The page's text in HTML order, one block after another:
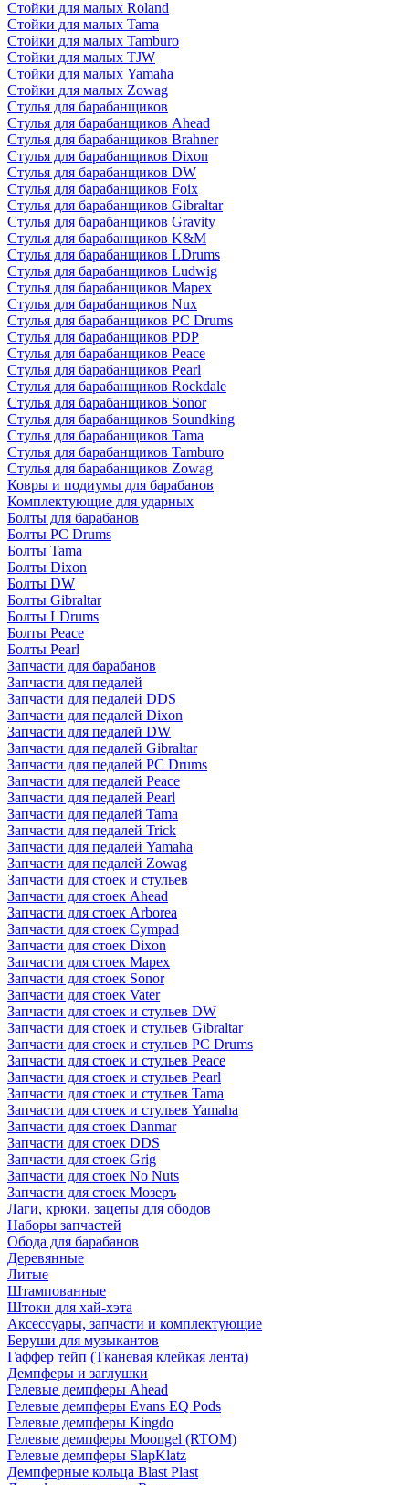
Стойки для малых Roland
Стойки для малых Tama
Стойки для малых Tamburo
Стойки для малых TJW
Стойки для малых Yamaha
Стойки для малых Zowag
Стулья для барабанщиков
Стулья для барабанщиков Ahead
Стулья для барабанщиков Brahner
Стулья для барабанщиков Dixon
Стулья для барабанщиков DW
Стулья для барабанщиков Foix
Стулья для барабанщиков Gibraltar
Стулья для барабанщиков Gravity
Стулья для барабанщиков K&M
Стулья для барабанщиков LDrums
Стулья для барабанщиков Ludwig
Стулья для барабанщиков Mapex
Стулья для барабанщиков Nux
Стулья для барабанщиков PC Drums
Стулья для барабанщиков PDP
Стулья для барабанщиков Peace
Стулья для барабанщиков Pearl
Стулья для барабанщиков Rockdale
Стулья для барабанщиков Sonor
Стулья для барабанщиков Soundking
Стулья для барабанщиков Tama
Стулья для барабанщиков Tamburo
Стулья для барабанщиков Zowag
Ковры и подиумы для барабанов
Комплектующие для ударных
Болты для барабанов
Болты PC Drums
Болты Tama
Болты Dixon
Болты DW
Болты Gibraltar
Болты LDrums
Болты Peace
Болты Pearl
Запчасти для барабанов
Запчасти для педалей
Запчасти для педалей DDS
Запчасти для педалей Dixon
Запчасти для педалей DW
Запчасти для педалей Gibraltar
Запчасти для педалей PC Drums
Запчасти для педалей Peace
Запчасти для педалей Pearl
Запчасти для педалей Tama
Запчасти для педалей Trick
Запчасти для педалей Yamaha
Запчасти для педалей Zowag
Запчасти для стоек и стульев
Запчасти для стоек Ahead
Запчасти для стоек Arborea
Запчасти для стоек Cympad
Запчасти для стоек Dixon
Запчасти для стоек Mapex
Запчасти для стоек Sonor
Запчасти для стоек Vater
Запчасти для стоек и стульев DW
Запчасти для стоек и стульев Gibraltar
Запчасти для стоек и стульев PC Drums
Запчасти для стоек и стульев Peace
Запчасти для стоек и стульев Pearl
Запчасти для стоек и стульев Tama
Запчасти для стоек и стульев Yamaha
Запчасти для стоек Danmar
Запчасти для стоек DDS
Запчасти для стоек Grig
Запчасти для стоек No Nuts
Запчасти для стоек Мозеръ
Лаги, крюки, зацепы для ободов
Наборы запчастей
Обода для барабанов
Деревянные
Литые
Штампованные
Штоки для хай-хэта
Аксессуары, запчасти и комплектующие
Беруши для музыкантов
Гаффер тейп (Тканевая клейкая лента)
Демпферы и заглушки
Гелевые демпферы Ahead
Гелевые демпферы Evans EQ Pods
Гелевые демпферы Kingdo
Гелевые демпферы Moongel (RTOM)
Гелевые демпферы SlapKlatz
Демпферные кольца Blast Plast